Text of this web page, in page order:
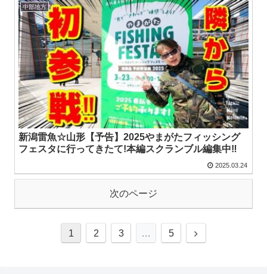
中部地方
新潟雷魚☆山形【予告】2025やまがたフィッシング
フェスタに行ってきたて!本編スクランブル編集中‼
2025.03.24
次のページ
1 2 3 … 5